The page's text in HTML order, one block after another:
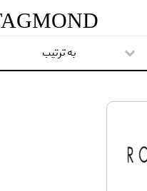
TAGMOND
به ترتیب